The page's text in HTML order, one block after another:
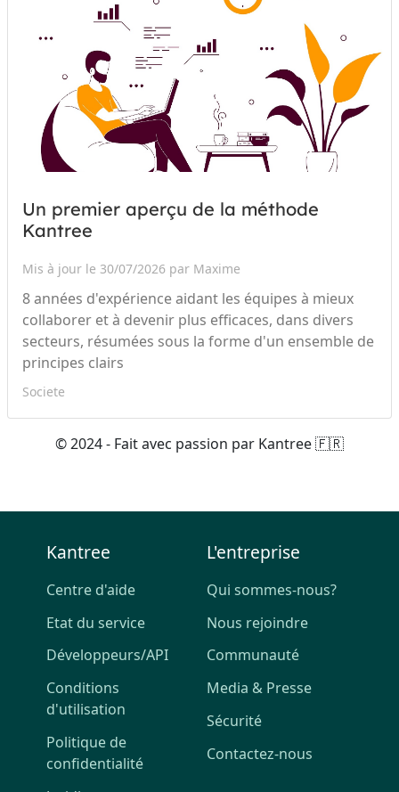
Un premier aperçu de la méthode
Kantree
Mis à jour le 30/07/2026 par Maxime
8 années d'expérience aidant les équipes à mieux
collaborer et à devenir plus efficaces, dans divers
secteurs, résumées sous la forme d'un ensemble de
principes clairs
Societe
© 2024 - Fait avec passion par Kantree 🇫🇷
Kantree
Centre d'aide
Etat du service
Développeurs/API
Conditions
d'utilisation
Politique de
confidentialité
L'entreprise
Qui sommes-nous?
Nous rejoindre
Communauté
Media & Presse
Sécurité
Contactez-nous